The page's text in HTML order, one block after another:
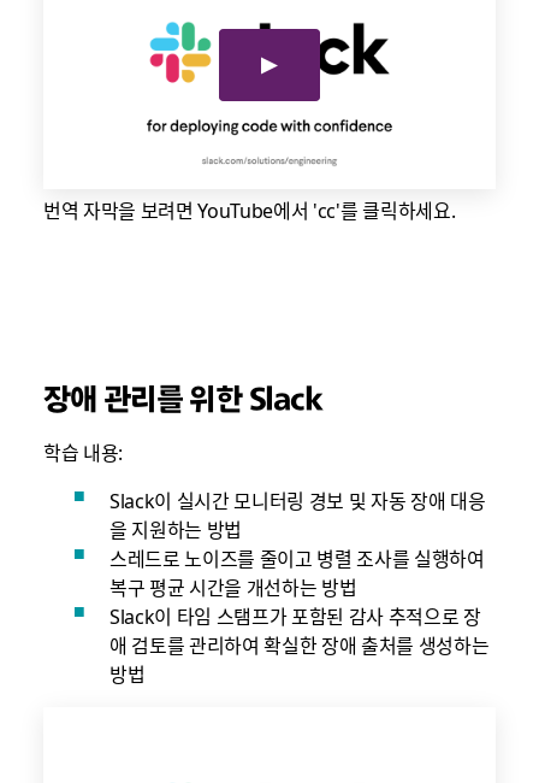
번역 자막을 보려면 YouTube에서 'cc'를 클릭하세요.
장애 관리를 위한 Slack
학습 내용:
Slack이 실시간 모니터링 경보 및 자동 장애 대응
을 지원하는 방법
스레드로 노이즈를 줄이고 병렬 조사를 실행하여
복구 평균 시간을 개선하는 방법
Slack이 타임 스탬프가 포함된 감사 추적으로 장
애 검토를 관리하여 확실한 장애 출처를 생성하는
방법